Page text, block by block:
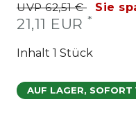
UVP 62,51 € Sie
21,11 EUR *
Inhalt 1 Stück
AUF LAGER, SOFORT